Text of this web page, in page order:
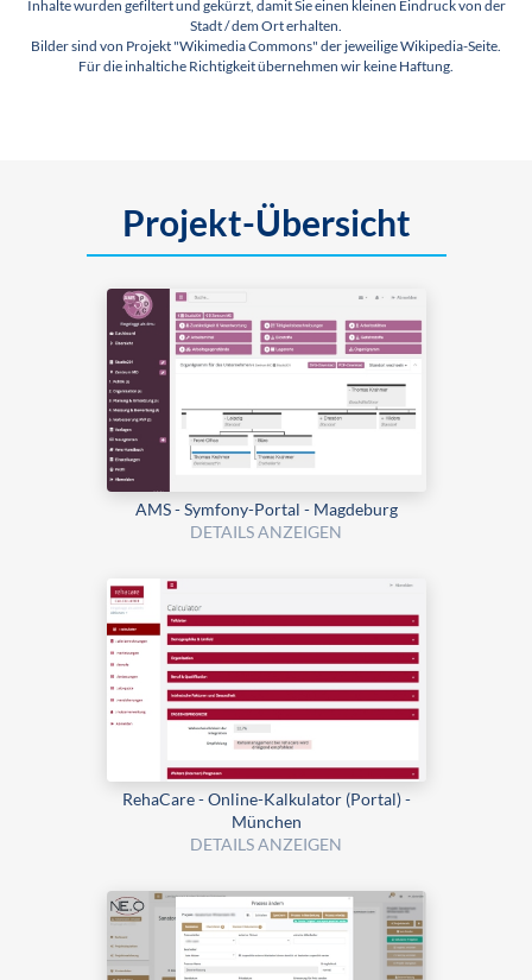
Inhalte wurden gefiltert und gekürzt, damit Sie einen kleinen Eindruck von der
Stadt / dem Ort erhalten.
Bilder sind von Projekt "Wikimedia Commons" der jeweilige Wikipedia-Seite.
Für die inhaltiche Richtigkeit übernehmen wir keine Haftung.
Projekt-Übersicht
AMS - Symfony-Portal - Magdeburg
DETAILS ANZEIGEN
RehaCare - Online-Kalkulator (Portal) -
München
DETAILS ANZEIGEN